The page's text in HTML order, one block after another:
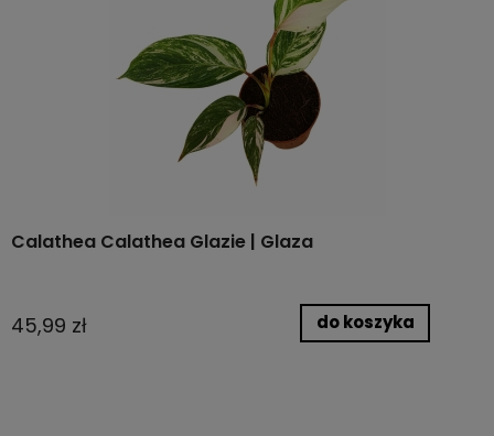
Calathea Calathea Glazie | Glaza
45,99 zł do koszyka